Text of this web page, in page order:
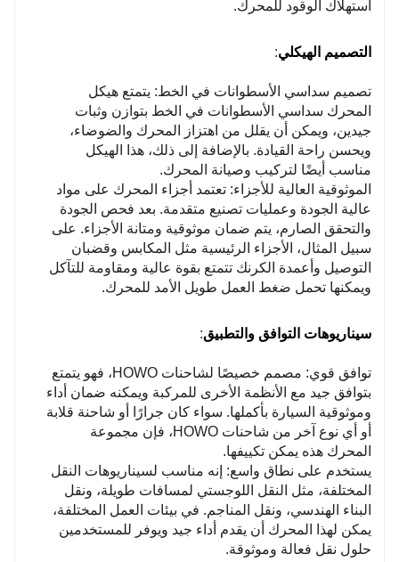
استهلاك الوقود للمحرك.
التصميم الهيكلي:
تصميم سداسي الأسطوانات في الخط: يتمتع هيكل
المحرك سداسي الأسطوانات في الخط بتوازن وثبات
جيدين، ويمكن أن يقلل من اهتزاز المحرك والضوضاء،
ويحسن راحة القيادة. بالإضافة إلى ذلك، هذا الهيكل
مناسب أيضًا لتركيب وصيانة المحرك.
الموثوقية العالية للأجزاء: تعتمد أجزاء المحرك على مواد
عالية الجودة وعمليات تصنيع متقدمة. بعد فحص الجودة
والتحقق الصارم، يتم ضمان موثوقية ومتانة الأجزاء. على
سبيل المثال، الأجزاء الرئيسية مثل المكابس وقضبان
التوصيل وأعمدة الكرنك تتمتع بقوة عالية ومقاومة للتآكل
ويمكنها تحمل ضغط العمل طويل الأمد للمحرك.
سيناريوهات التوافق والتطبيق:
توافق قوي: مصمم خصيصًا لشاحنات HOWO، فهو يتمتع
بتوافق جيد مع الأنظمة الأخرى للمركبة ويمكنه ضمان أداء
وموثوقية السيارة بأكملها. سواء كان جرارًا أو شاحنة قلابة
أو أي نوع آخر من شاحنات HOWO، فإن مجموعة
المحرك هذه يمكن تكييفها.
يستخدم على نطاق واسع: إنه مناسب لسيناريوهات النقل
المختلفة، مثل النقل اللوجستي لمسافات طويلة، ونقل
البناء الهندسي، ونقل المناجم. في بيئات العمل المختلفة،
يمكن لهذا المحرك أن يقدم أداء جيد ويوفر للمستخدمين
حلول نقل فعالة وموثوقة.